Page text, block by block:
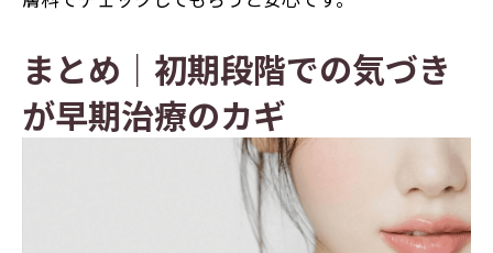
まとめ｜初期段階での気づき
が早期治療のカギ